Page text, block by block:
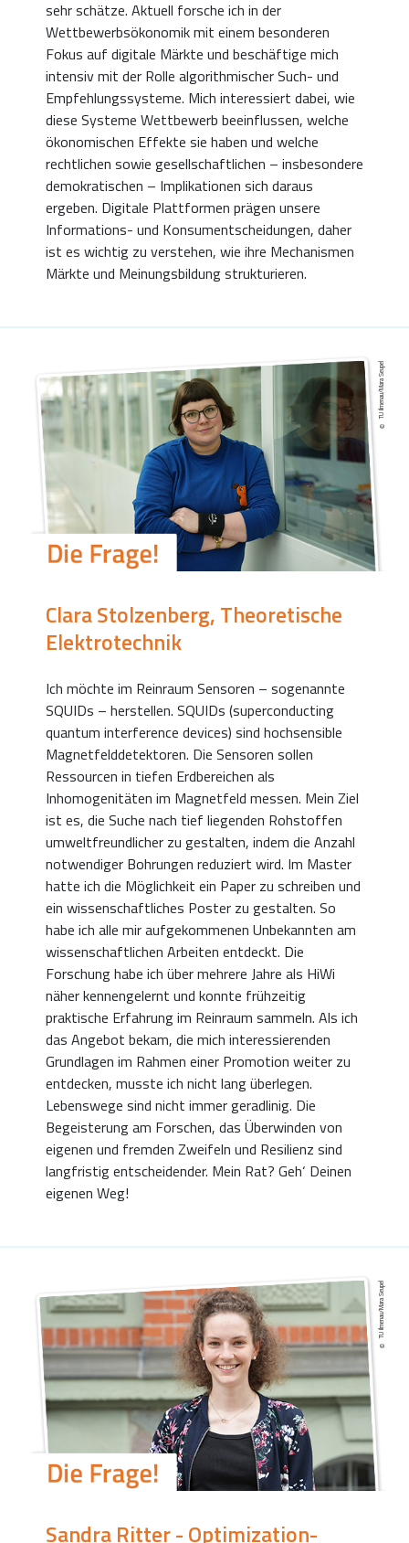
sehr schätze. Aktuell forsche ich in der
Wettbewerbsökonomik mit einem besonderen
Fokus auf digitale Märkte und beschäftige mich
intensiv mit der Rolle algorithmischer Such- und
Empfehlungssysteme. Mich interessiert dabei, wie
diese Systeme Wettbewerb beeinflussen, welche
ökonomischen Effekte sie haben und welche
rechtlichen sowie gesellschaftlichen – insbesondere
demokratischen – Implikationen sich daraus
ergeben. Digitale Plattformen prägen unsere
Informations- und Konsumentscheidungen, daher
ist es wichtig zu verstehen, wie ihre Mechanismen
Märkte und Meinungsbildung strukturieren.
TU Ilmenau/Mara Seupel
Clara Stolzenberg, Theoretische
Elektrotechnik
Ich möchte im Reinraum Sensoren – sogenannte
SQUIDs – herstellen. SQUIDs (superconducting
quantum interference devices) sind hochsensible
Magnetfelddetektoren. Die Sensoren sollen
Ressourcen in tiefen Erdbereichen als
Inhomogenitäten im Magnetfeld messen. Mein Ziel
ist es, die Suche nach tief liegenden Rohstoffen
umweltfreundlicher zu gestalten, indem die Anzahl
notwendiger Bohrungen reduziert wird. Im Master
hatte ich die Möglichkeit ein Paper zu schreiben und
ein wissenschaftliches Poster zu gestalten. So
habe ich alle mir aufgekommenen Unbekannten am
wissenschaftlichen Arbeiten entdeckt. Die
Forschung habe ich über mehrere Jahre als HiWi
näher kennengelernt und konnte frühzeitig
praktische Erfahrung im Reinraum sammeln. Als ich
das Angebot bekam, die mich interessierenden
Grundlagen im Rahmen einer Promotion weiter zu
entdecken, musste ich nicht lang überlegen.
Lebenswege sind nicht immer geradlinig. Die
Begeisterung am Forschen, das Überwinden von
eigenen und fremden Zweifeln und Resilienz sind
langfristig entscheidender. Mein Rat? Geh‘ Deinen
eigenen Weg!
TU Ilmenau/Mara Seupel
Sandra Ritter - Optimization-